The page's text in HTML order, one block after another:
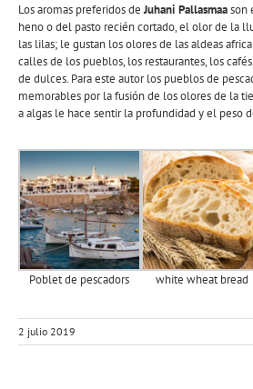
Los aromas preferidos deJuhani Pallasmaason
heno o del pasto recién cortado, el olor de la
las lilas; le gustan los olores de las aldeas
calles de los pueblos, los restaurantes, los
de dulces. Para este autor los pueblos de
memorables por la fusión de los olores de la
a algas le hace sentir la profundidad y el peso
Poblet de pescadors white wheat bread
2 julio 2019